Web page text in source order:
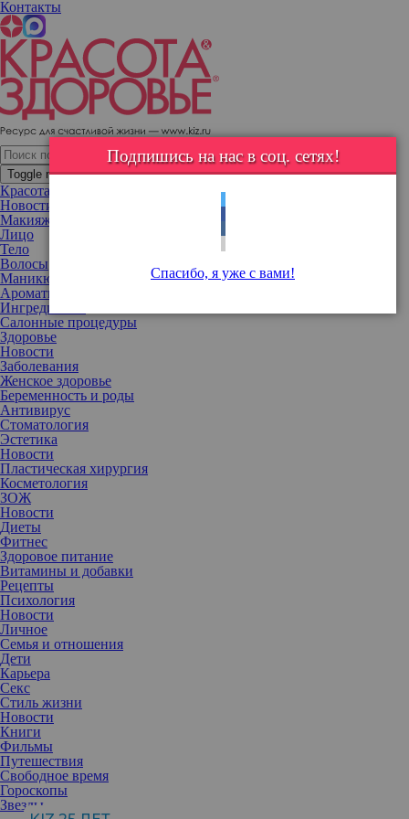
Контакты
Toggle navigation
Красота
Новости
Макияж
Лицо
Тело
Волосы
Маникюр
Ароматы
Ингредиенты
Салонные процедуры
Здоровье
Новости
Заболевания
Женское здоровье
Беременность и роды
Антивирус
Стоматология
Эстетика
Новости
Пластическая хирургия
Косметология
ЗОЖ
Новости
Диеты
Фитнес
Здоровое питание
Витамины и добавки
Рецепты
Психология
Новости
Личное
Семья и отношения
Дети
Карьера
Секс
Стиль жизни
Новости
Книги
Фильмы
Путешествия
Свободное время
Гороскопы
Звезды
Подпишись на нас в соц. сетях!
Спасибо, я уже с вами!
Бьюти-сенсация: бомбочка для ванны в виде куска пиццы
Аппетитный аксессуар в ванной комнате
Публикация от Bath Bombs with PRIZES (@bathesda_boutique)
Необычные средства неизвестных производителей часто
становятся хитами благодаря интернету: вспомните желейные
помады с цветами или черные бомбочки для ванны. Новой
бьюти-сенсацией стала еще одна бомбочка, но на этот раз в виде
куска пиццы — странно, что никто не додумался до такого
изобретения раньше. «Инстаграм» уже заполнен селфи, которые